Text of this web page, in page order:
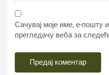
Сачувај моје име, е-пошту
прегледачу веба за